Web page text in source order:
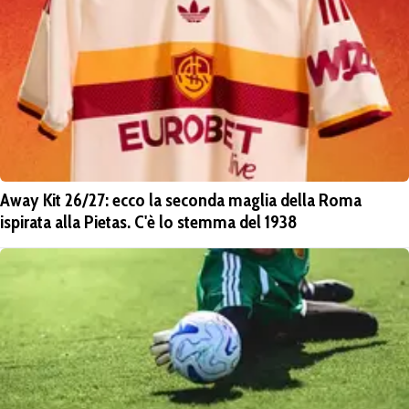
Away Kit 26/27: ecco la seconda maglia della Roma
ispirata alla Pietas. C'è lo stemma del 1938